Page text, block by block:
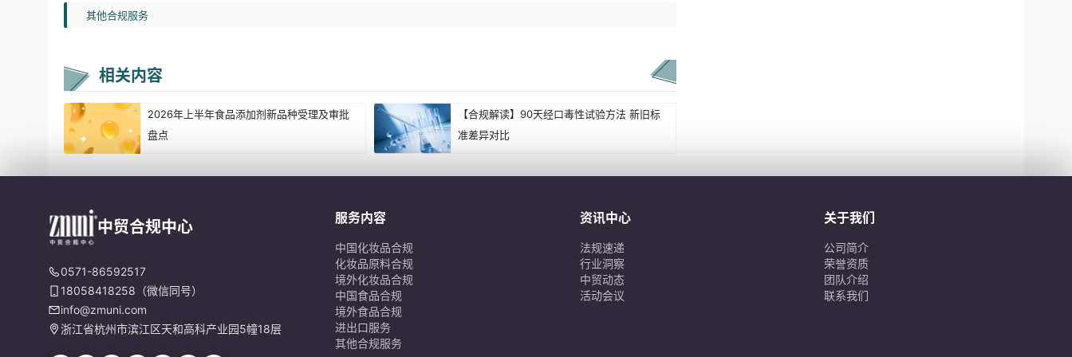
其他合规服务
相关内容
2026年上半年食品添加剂新品种受理及审批
盘点
【合规解读】90天经口毒性试验方法 新旧标
准差异对比
中贸合规中心
0571-86592517
18058418258（微信同号）
info@zmuni.com
浙江省杭州市滨江区天和高科产业园5幢18层
服务内容
中国化妆品合规
化妆品原料合规
境外化妆品合规
中国食品合规
境外食品合规
进出口服务
其他合规服务
资讯中心
法规速递
行业洞察
中贸动态
活动会议
关于我们
公司简介
荣誉资质
团队介绍
联系我们